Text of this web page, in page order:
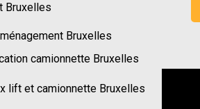
Bruxelles
Bruxelles
camionnette Bruxelles
lift et camionnette Bruxelles